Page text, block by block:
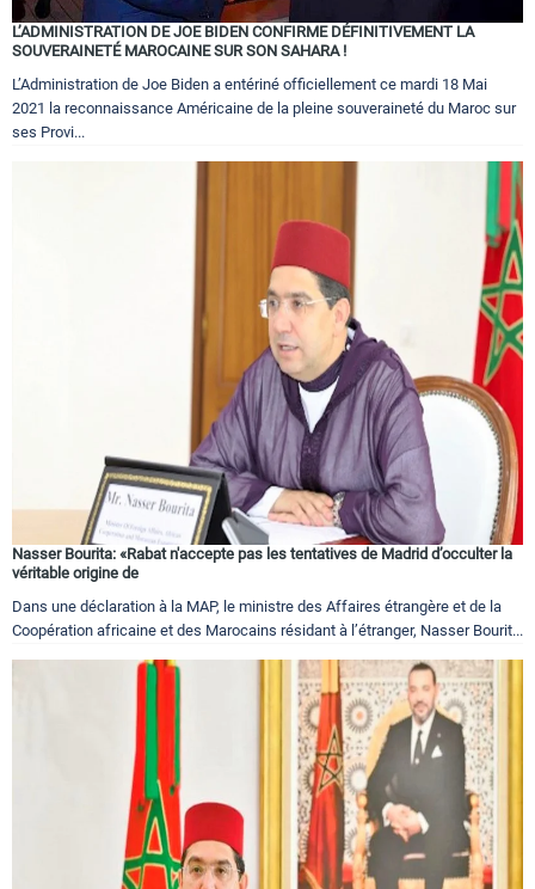
L’ADMINISTRATION DE JOE BIDEN CONFIRME DÉFINITIVEMENT LA
SOUVERAINETÉ MAROCAINE SUR SON SAHARA !
L’Administration de Joe Biden a entériné officiellement ce mardi 18 Mai
2021 la reconnaissance Américaine de la pleine souveraineté du Maroc sur
ses Provi...
Nasser Bourita: «Rabat n'accepte pas les tentatives de Madrid d’occulter la
véritable origine de
Dans une déclaration à la MAP, le ministre des Affaires étrangère et de la
Coopération africaine et des Marocains résidant à l’étranger, Nasser Bourit...